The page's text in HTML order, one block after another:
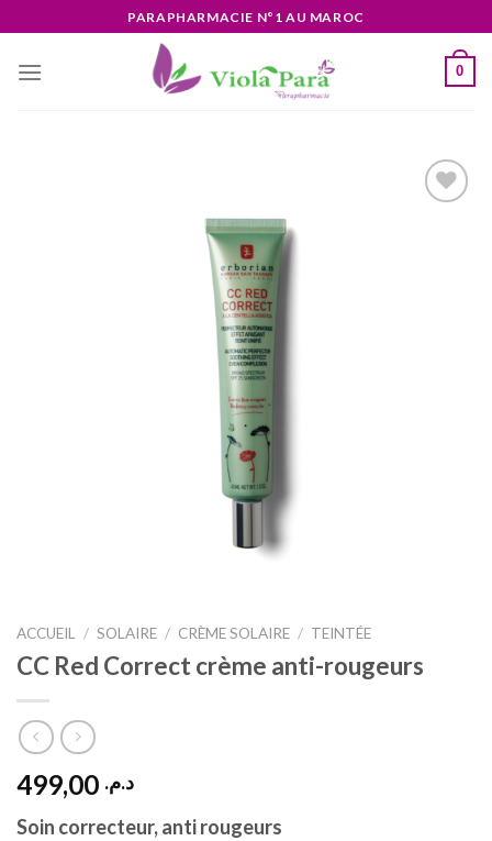
to
content
PARAPHARMACIE N°1 AU MAROC
0
ACCUEIL / SOLAIRE / CRÈME SOLAIRE / TEINTÉE
CC Red Correct crème anti-rougeurs
د.م.
Soin correcteur, anti rougeurs